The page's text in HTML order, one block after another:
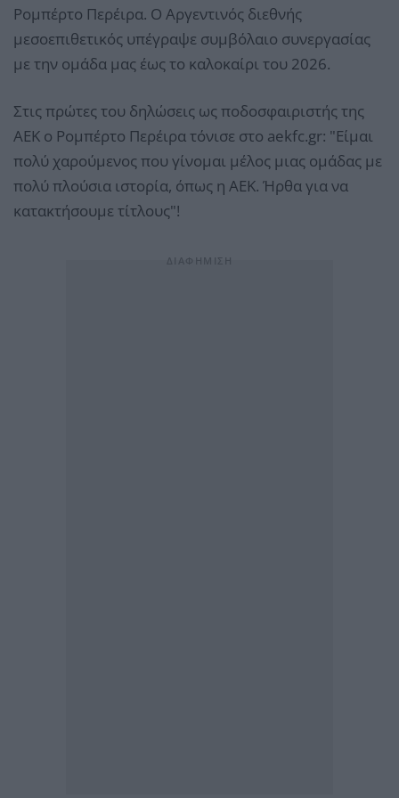
Ρομπέρτο Περέιρα. Ο Αργεντινός διεθνής
μεσοεπιθετικός υπέγραψε συμβόλαιο συνεργασίας
με την ομάδα μας έως το καλοκαίρι του 2026.
Στις πρώτες του δηλώσεις ως ποδοσφαιριστής της
ΑΕΚ ο Ρομπέρτο Περέιρα τόνισε στο aekfc.gr: "Είμαι
πολύ χαρούμενος που γίνομαι μέλος μιας ομάδας με
πολύ πλούσια ιστορία, όπως η ΑΕΚ. Ήρθα για να
κατακτήσουμε τίτλους"!